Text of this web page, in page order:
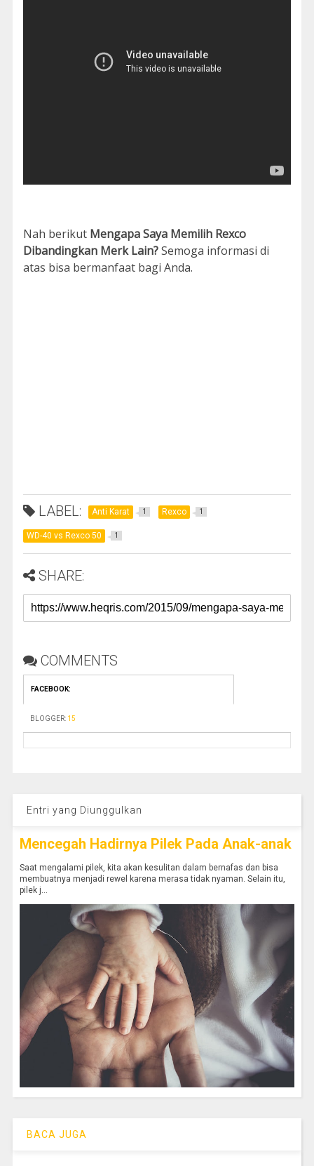
Nah berikut Mengapa Saya Memilih Rexco
Dibandingkan Merk Lain?Semoga informasi di
atas bisa bermanfaat bagi Anda.
LABEL: Anti Karat 1 Rexco 1
WD-40 vs Rexco 50 1
SHARE:
COMMENTS
FACEBOOK:
BLOGGER: 15
Entri yang Diunggulkan
Mencegah Hadirnya Pilek Pada Anak-anak
Saat mengalami pilek, kita akan kesulitan dalam bernafas dan bisa
membuatnya menjadi rewel karena merasa tidak nyaman. Selain itu,
pilek j...
BACA JUGA